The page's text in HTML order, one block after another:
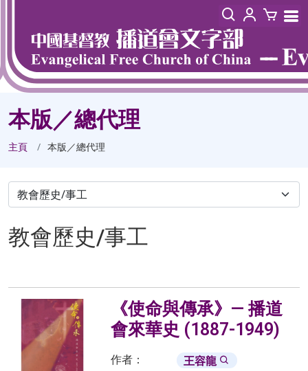
本版／總代理
主頁 本版／總代理
教會歷史/事工
《使命與傳承》— 播道
會來華史 (1887-1949)
作者：
王容龍